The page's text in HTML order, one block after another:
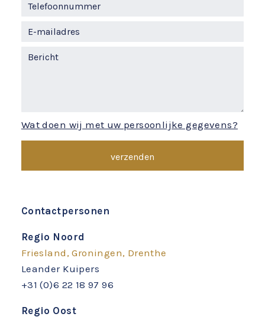
Wat doen wij met uw persoonlijke gegevens?
Contactpersonen
Regio Noord
Friesland, Groningen, Drenthe
Leander Kuipers
+31 (0)6 22 18 97 96
Regio Oost